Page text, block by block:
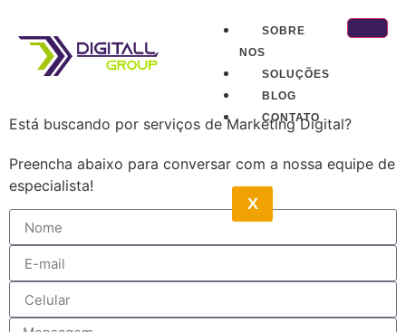
SOBRE
NOS
SOLUÇÕES
BLOG
CONTATO
X
Está buscando por serviços de Marketing Digital?
Preencha abaixo para conversar com a nossa equipe de
especialista!